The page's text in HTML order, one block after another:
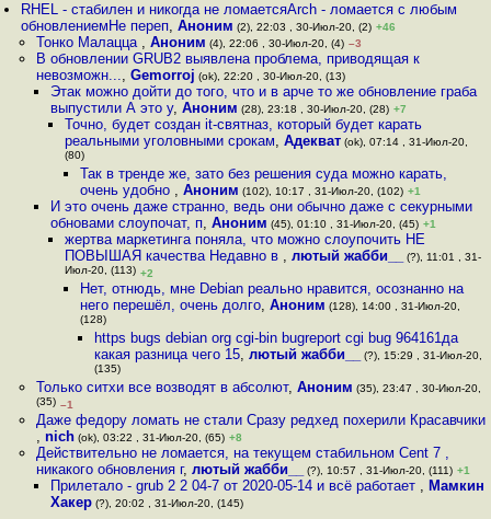
RHEL - стабилен и никогда не ломаетсяArch - ломается с любым
обновлениемНе переп,Аноним (2), 22:03 , 30-Июл-20, (2) +46
Тонко Малацца , Аноним (4), 22:06 , 30-Июл-20, (4) –3
В обновлении GRUB2 выявлена проблема, приводящая к
невозможн..., Gemorroj (ok), 22:20 , 30-Июл-20, (13)
Этак можно дойти до того, что и в арче то же обновление граба
выпустили А это у, Аноним (28), 23:18 , 30-Июл-20, (28) +7
Точно, будет создан it-святназ, который будет карать
реальными уголовными срокам,Адекват (ok), 07:14 , 31-Июл-20,
(80)
Так в тренде же, зато без решения суда можно карать,
очень удобно , Аноним (102), 10:17 , 31-Июл-20, (102) +1
И это очень даже странно, ведь они обычно даже с секурными
обновами слоупочат, п, Аноним (45), 01:10 , 31-Июл-20, (45) +1
жертва маркетинга поняла, что можно слоупочить НЕ
ПОВЫШАЯ качества Недавно в ,лютый жабби__ (?), 11:01 , 31-
Июл-20, (113) +2
Нет, отнюдь, мне Debian реально нравится, осознанно на
него перешёл, очень долго, Аноним (128), 14:00 , 31-Июл-20,
(128)
https bugs debian org cgi-bin bugreport cgi bug 964161да
какая разница чего 15, лютый жабби__ (?), 15:29 , 31-Июл-20,
(135)
Только ситхи все возводят в абсолют, Аноним (35), 23:47 , 30-Июл-20,
(35) –1
Даже федору ломать не стали Сразу редхед похерили Красавчики
, nich(ok), 03:22 , 31-Июл-20, (65) +8
Действительно не ломается, на текущем стабильном Cent 7 ,
никакого обновления г, лютый жабби__ (?), 10:57 , 31-Июл-20, (111) +1
Прилетало - grub 2 2 04-7 от 2020-05-14 и всё работает , Мамкин
Хакер(?), 20:02 , 31-Июл-20, (145)